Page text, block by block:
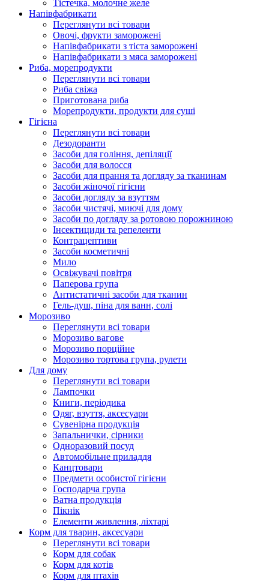
Тістечка, молочне желе
Напівфабрикати
Переглянути всі товари
Овочі, фрукти заморожені
Напівфабрикати з тіста заморожені
Напівфабрикати з мяса заморожені
Риба, морепродукти
Переглянути всі товари
Риба свіжа
Приготована риба
Морепродукти, продукти для суші
Гігієна
Переглянути всі товари
Дезодоранти
Засоби для гоління, депіляції
Засоби для волосся
Засоби для прання та догляду за тканинам
Засоби жіночої гігієни
Засоби догляду за взуттям
Засоби чистячі, миючі для дому
Засоби по догляду за ротовою порожниною
Інсектициди та репеленти
Контрацептиви
Засоби косметичні
Мило
Освіжувачі повітря
Паперова група
Антистатичні засоби для тканин
Гель-душ, піна для ванн, солі
Морозиво
Переглянути всі товари
Морозиво вагове
Морозиво порційне
Морозиво тортова група, рулети
Для дому
Переглянути всі товари
Лампочки
Книги, періодика
Одяг, взуття, аксесуари
Сувенірна продукція
Запальнички, сірники
Одноразовий посуд
Автомобільне приладдя
Канцтовари
Предмети особистої гігієни
Господарча група
Ватна продукція
Пікнік
Елементи живлення, ліхтарі
Корм для тварин, аксесуари
Переглянути всі товари
Корм для собак
Корм для котів
Корм для птахів